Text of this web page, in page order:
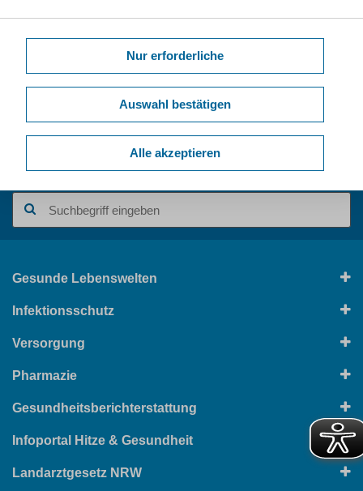
Unsere Themen im Überblick
Gesunde Lebenswelten
Infektionsschutz
Versorgung
Pharmazie
Gesundheitsberichterstattung
Infoportal Hitze & Gesundheit
Landarztgesetz NRW
Nur erforderliche
Auswahl bestätigen
Alle akzeptieren